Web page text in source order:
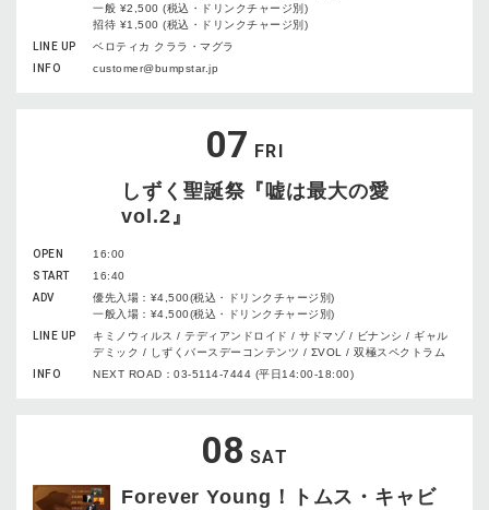
一般 ¥2,500 (税込・ドリンクチャージ別)
招待 ¥1,500 (税込・ドリンクチャージ別)
LINE UP
ベロティカ クララ・マグラ
INFO
customer@bumpstar.jp
07 FRI
しずく聖誕祭『嘘は最大の愛
vol.2』
OPEN
16:00
START
16:40
ADV
優先入場：¥4,500(税込・ドリンクチャージ別)
一般入場：¥4,500(税込・ドリンクチャージ別)
LINE UP
キミノウィルス / テディアンドロイド / サドマゾ / ビナンシ / ギャル
デミック / しずくバースデーコンテンツ / ΣVOL / 双極スペクトラム
INFO
NEXT ROAD：03-5114-7444 (平日14:00-18:00)
08 SAT
Forever Young！トムス・キャビ